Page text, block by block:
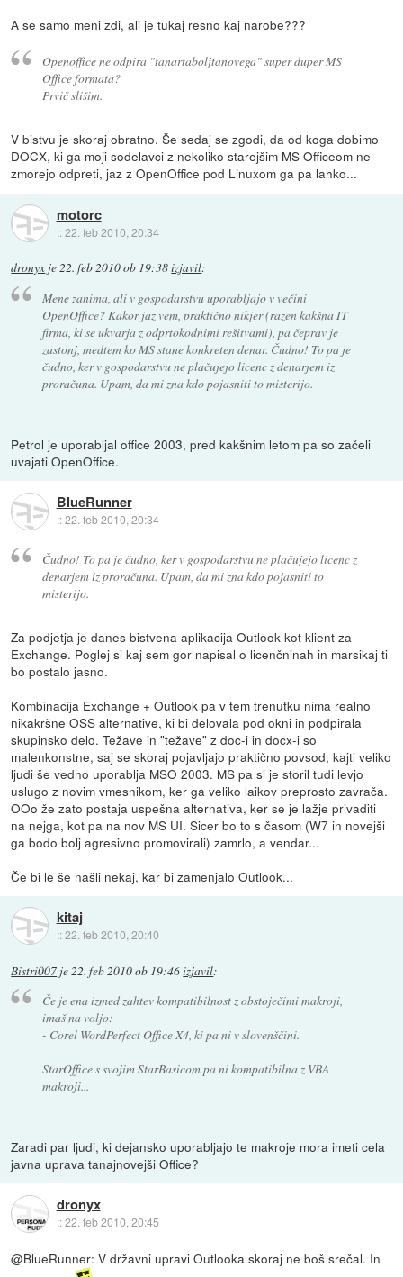
A se samo meni zdi, ali je tukaj resno kaj narobe???
Openoffice ne odpira "tanartaboljtanovega" super duper MS
Office formata?
Prvič slišim.
V bistvu je skoraj obratno. Še sedaj se zgodi, da od koga dobimo
DOCX, ki ga moji sodelavci z nekoliko starejšim MS Officeom ne
zmorejo odpreti, jaz z OpenOffice pod Linuxom ga pa lahko...
motorc
::22. feb 2010, 20:34
dronyx je22. feb 2010 ob 19:38izjavil:
Mene zanima, ali v gospodarstvu uporabljajo v večini
OpenOffice? Kakor jaz vem, praktično nikjer (razen kakšna IT
firma, ki se ukvarja z odprtokodnimi rešitvami), pa čeprav je
zastonj, medtem ko MS stane konkreten denar. Čudno! To pa je
čudno, ker v gospodarstvu ne plačujejo licenc z denarjem iz
proračuna. Upam, da mi zna kdo pojasniti to misterijo.
Petrol je uporabljal office 2003, pred kakšnim letom pa so začeli
uvajati OpenOffice.
BlueRunner
::22. feb 2010, 20:34
Čudno! To pa je čudno, ker v gospodarstvu ne plačujejo licenc z
denarjem iz proračuna. Upam, da mi zna kdo pojasniti to
misterijo.
Za podjetja je danes bistvena aplikacija Outlook kot klient za
Exchange. Poglej si kaj sem gor napisal o licenčninah in marsikaj ti
bo postalo jasno.
Kombinacija Exchange + Outlook pa v tem trenutku nima realno
nikakršne OSS alternative, ki bi delovala pod okni in podpirala
skupinsko delo. Težave in "težave" z doc-i in docx-i so
malenkonstne, saj se skoraj pojavljajo praktično povsod, kajti veliko
ljudi še vedno uporablja MSO 2003. MS pa si je storil tudi levjo
uslugo z novim vmesnikom, ker ga veliko laikov preprosto zavrača.
OOo že zato postaja uspešna alternativa, ker se je lažje privaditi
na nejga, kot pa na nov MS UI. Sicer bo to s časom (W7 in novejši
ga bodo bolj agresivno promovirali) zamrlo, a vendar...
Če bi le še našli nekaj, kar bi zamenjalo Outlook...
kitaj
::22. feb 2010, 20:40
Bistri007 je22. feb 2010 ob 19:46izjavil:
Če je ena izmed zahtev kompatibilnost z obstoječimi makroji,
imaš na voljo:
- Corel WordPerfect Office X4, ki pa ni v slovenščini.
StarOffice s svojim StarBasicom pa ni kompatibilna z VBA
makroji...
Zaradi par ljudi, ki dejansko uporabljajo te makroje mora imeti cela
javna uprava tanajnovejši Office?
dronyx
::22. feb 2010, 20:45
@BlueRunner: V državni upravi Outlooka skoraj ne boš srečal. In